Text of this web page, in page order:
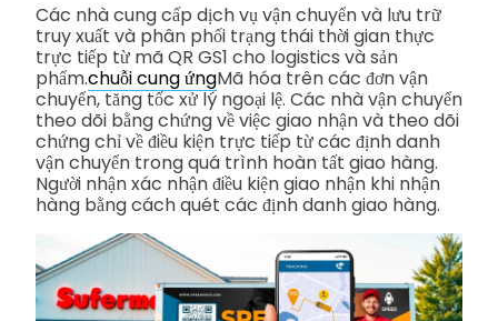
Các nhà cung cấp dịch vụ vận chuyển và lưu trữ
truy xuất và phân phối trạng thái thời gian thực
trực tiếp từ mã QR GS1 cho logistics và sản
phẩm.chuỗi cung ứngMã hóa trên các đơn vận
chuyển, tăng tốc xử lý ngoại lệ. Các nhà vận chuyển
theo dõi bằng chứng về việc giao nhận và theo dõi
chứng chỉ về điều kiện trực tiếp từ các định danh
vận chuyển trong quá trình hoàn tất giao hàng.
Người nhận xác nhận điều kiện giao nhận khi nhận
hàng bằng cách quét các định danh giao hàng.